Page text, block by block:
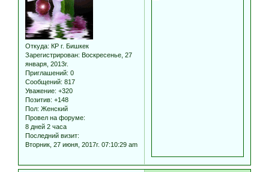
Откуда: КР г. Бишкек
Зарегистрирован: Воскресенье, 27
января, 2013г.
Приглашений: 0
Сообщений: 817
Уважение: +320
Позитив: +148
Пол: Женский
Провел на форуме:
8 дней 2 часа
Последний визит:
Вторник, 27 июня, 2017г. 07:10:29 am